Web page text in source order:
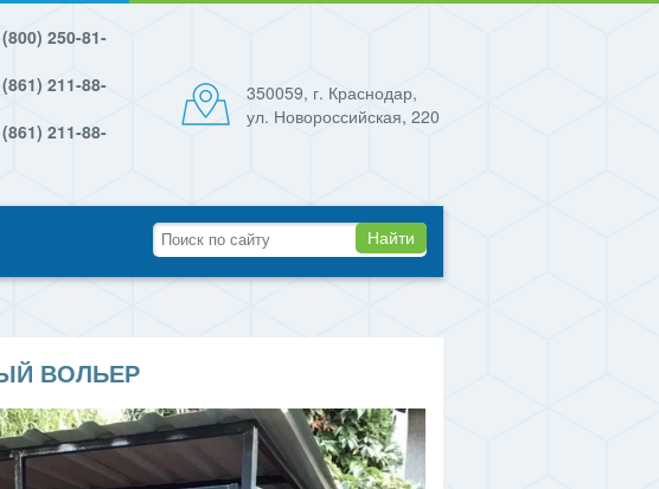
250-81-
211-88-
211-88-
350059, г. Краснодар,
ул. Новороссийская, 220
Найти
ВОЛЬЕР